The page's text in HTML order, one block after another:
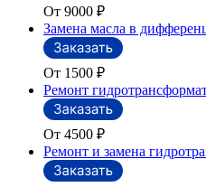
От 9000 ₽
Замена масла в
От 1500 ₽
Ремонт
От 4500 ₽
Ремонт и замена